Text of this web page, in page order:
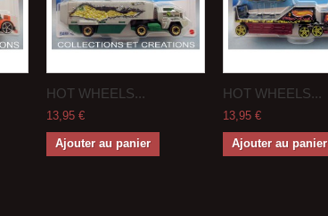
HOT WHEELS...
13,95 €
Ajouter au panier
HOT WHEELS...
13,95 €
Ajouter au panier